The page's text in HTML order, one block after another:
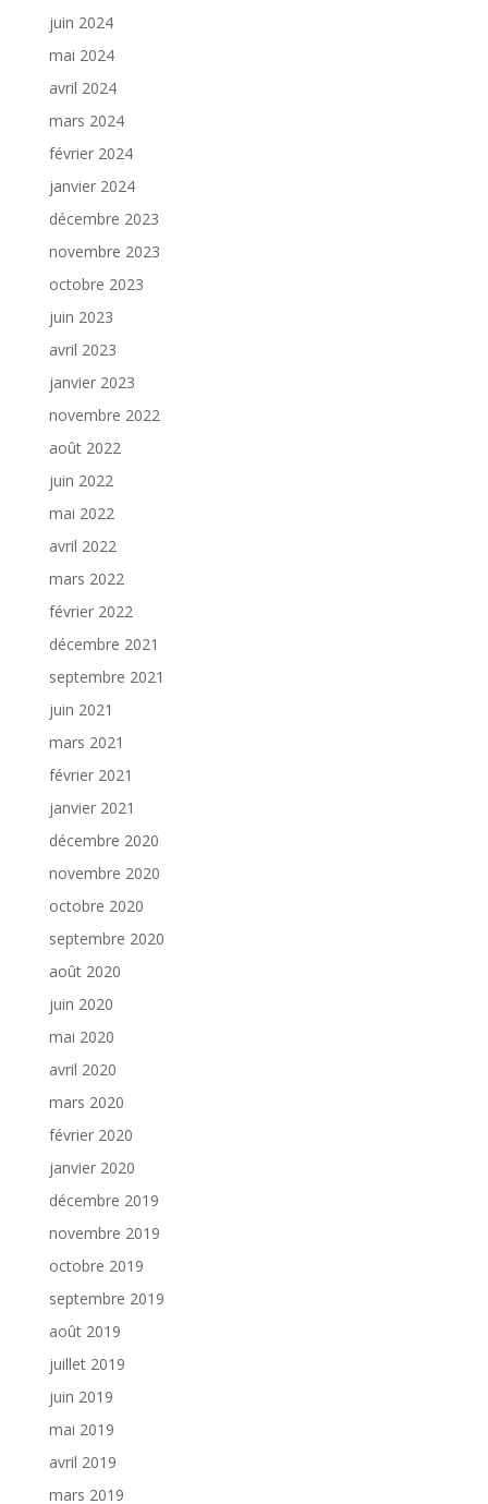
juin 2024
mai 2024
avril 2024
mars 2024
février 2024
janvier 2024
décembre 2023
novembre 2023
octobre 2023
juin 2023
avril 2023
janvier 2023
novembre 2022
août 2022
juin 2022
mai 2022
avril 2022
mars 2022
février 2022
décembre 2021
septembre 2021
juin 2021
mars 2021
février 2021
janvier 2021
décembre 2020
novembre 2020
octobre 2020
septembre 2020
août 2020
juin 2020
mai 2020
avril 2020
mars 2020
février 2020
janvier 2020
décembre 2019
novembre 2019
octobre 2019
septembre 2019
août 2019
juillet 2019
juin 2019
mai 2019
avril 2019
mars 2019